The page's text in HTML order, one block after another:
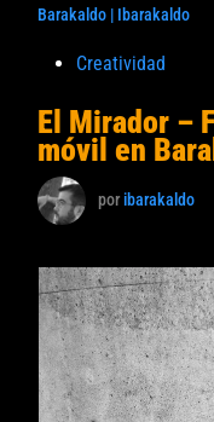
Barakaldo | Ibarakaldo
Publicado
Creatividad
El Mirador –
móvil en
poribarakaldo